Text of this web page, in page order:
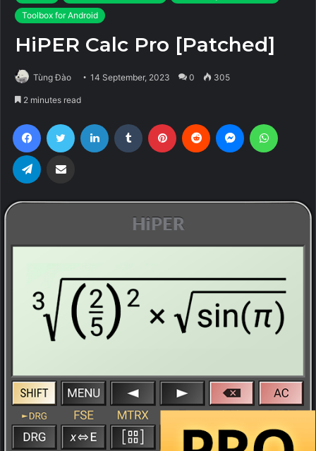
Toolbox for Android
HiPER Calc Pro [Patched]
Tùng Đào 14 September, 2023 0 305
2 minutes read
FacebookTwitter LinkedIn Tumblr Pinterest Reddit Messenger
Telegram Share via Email